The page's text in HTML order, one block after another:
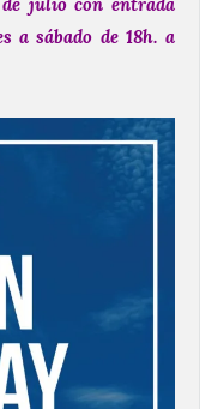
julio con entrada
sábado de 18h. a